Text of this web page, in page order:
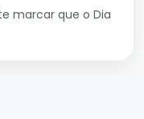
marcar que o Dia